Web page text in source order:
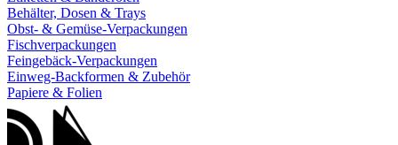
Behälter, Dosen & Trays
Obst- & Gemüse-Verpackungen
Fischverpackungen
Feingebäck-Verpackungen
Einweg-Backformen & Zubehör
Papiere & Folien